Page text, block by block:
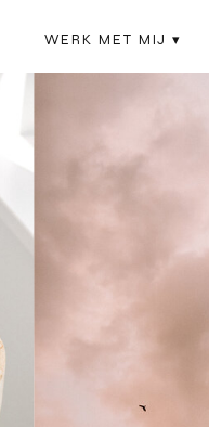
WERK MET MIJ ▾